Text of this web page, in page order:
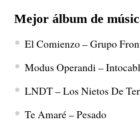
Mejor álbum de
El Comienzo – Grupo
Modus Operandi –
LNDT – Los Nietos De
Te Amaré – Pesado